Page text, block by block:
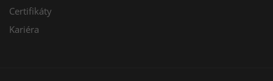
Certifikáty
Kariéra